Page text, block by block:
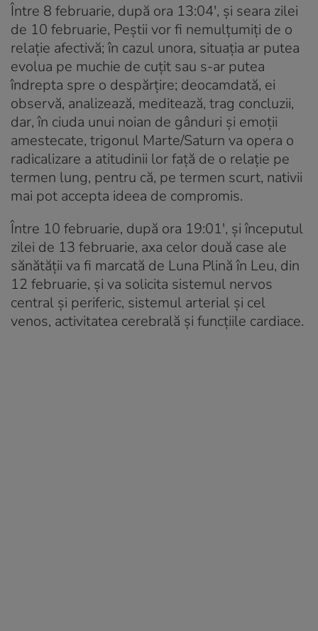
Între 8 februarie, după ora 13:04′, și seara zilei
de 10 februarie, Peștii vor fi nemulțumiți de o
relație afectivă; în cazul unora, situația ar putea
evolua pe muchie de cuțit sau s-ar putea
îndrepta spre o despărțire; deocamdată, ei
observă, analizează, meditează, trag concluzii,
dar, în ciuda unui noian de gânduri și emoții
amestecate, trigonul Marte/Saturn va opera o
radicalizare a atitudinii lor față de o relație pe
termen lung, pentru că, pe termen scurt, nativii
mai pot accepta ideea de compromis.
Între 10 februarie, după ora 19:01′, și începutul
zilei de 13 februarie, axa celor două case ale
sănătății va fi marcată de Luna Plină în Leu, din
12 februarie, și va solicita sistemul nervos
central și periferic, sistemul arterial și cel
venos, activitatea cerebrală și funcțiile cardiace.